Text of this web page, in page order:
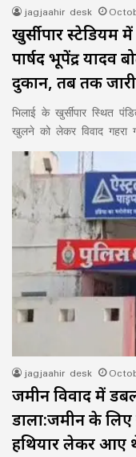
jagjaahir desk
खुर्सीपार स्टेडियम
पार्षद भूपेंद्र यादव
दुकान, तब तक जारी
भिलाई के खुर्सीपार स्थित
खुलने को लेकर विवाद
jagjaahir desk
जमीन विवाद में
डाला:जमीन के लिए
हथियार लेकर आए